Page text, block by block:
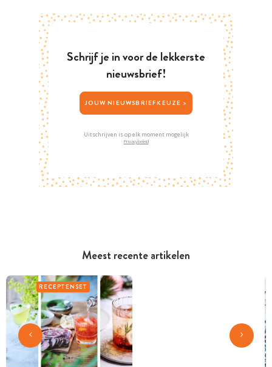
Meest recente artikelen
RECEPTENSET
Schrijf je in voor de lekkerste
nieuwsbrief!
JOUW NIEUWSBRIEFKEUZE >
Uitschrijven is op elk moment mogelijk
Privacybeleid